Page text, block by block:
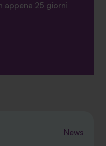
appena 25 giorni
News